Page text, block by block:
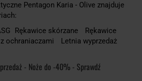
Pentagon Karia - Olive znajduje
Rękawice skórzane
Rękawice
ochraniaczami Letnia wyprzedaż